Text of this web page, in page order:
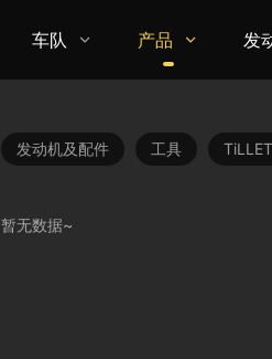
车队  产品  发
发动机及配件 工具
暂无数据~